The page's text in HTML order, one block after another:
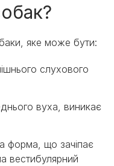
яке може бути:
слухового
вуха, виникає
форма, що зачіпає
вестибулярний